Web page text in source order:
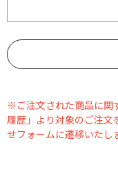
※ご注文された商品に関
履歴」より対象のご注文
せフォームに遷移いたし